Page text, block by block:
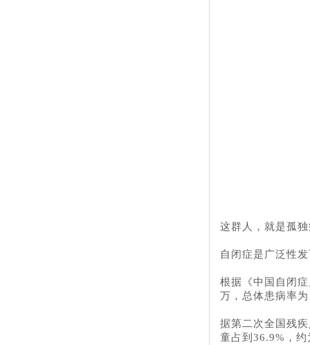
这群人，就是孤
自闭症是广泛性
根据《中国自闭
万，总体患病率
据第二次全国残
童占到36.9%，